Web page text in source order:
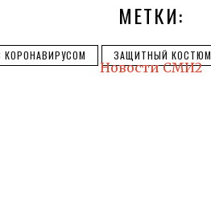
МЕТКИ:
КОРОНАВИРУСОМ ЗАЩИТНЫЙ КОСТЮМ
Новости СМИ2